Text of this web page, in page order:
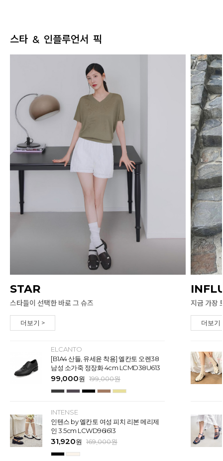
스타 & 인플루언서 픽
STAR
스타들이 선택한 바로 그 슈즈
더보기 >
ELCANTO
[B1A4 산들, 유세윤 착용] 엘칸토 오렌38
남성 소가죽 정장화 4cm LCMD38U613
99,000원 199,000원
INTENSE
인텐스 by 엘칸토 여성 피치 리본 메리제
인 3.5cm LCWD96I613
31,920원 169,000원
지금 가장
더보기